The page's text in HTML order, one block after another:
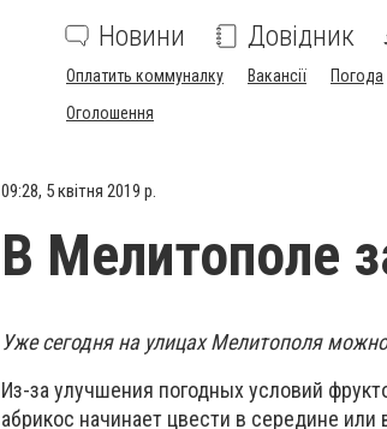
Новини Довідник
Оплатить коммуналку Вакансії Погода
Оголошення
09:28, 5 квітня 2019 р.
В Мелитополе
Уже сегодня на улицах Мелитополя
Из-за улучшения погодных условий
абрикос начинает цвести в середине